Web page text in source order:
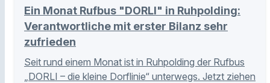
Ein Monat Rufbus "DORLI" in Ruhpolding:
Verantwortliche mit erster Bilanz sehr
zufrieden
Seit rund einem Monat ist in Ruhpolding der Rufbus
„DORLI – die kleine Dorflinie“ unterwegs. Jetzt ziehen